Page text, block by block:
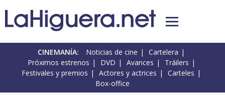
CINEMANÍA: Noticias de cine
Cartelera
Próximos estrenos
DVD Avances
Tráilers
Festivales y premios
Actores y actrices
Carteles
Box-office